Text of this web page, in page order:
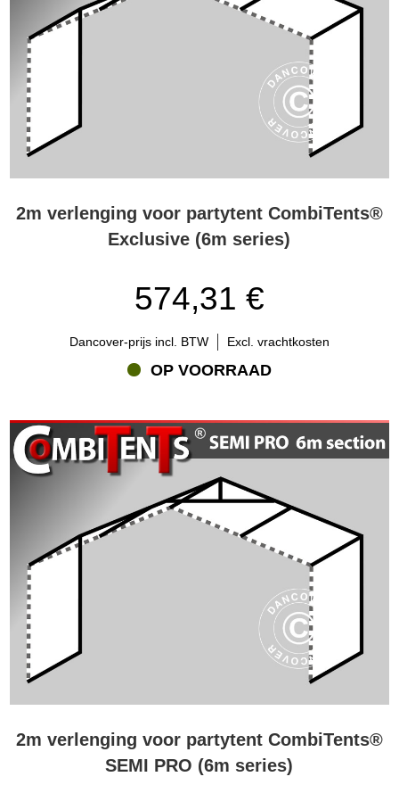
2m verlenging voor partytent CombiTents®
Exclusive (6m series)
574,31 €
Dancover-prijs incl. BTW Excl. vrachtkosten
OP VOORRAAD
2m verlenging voor partytent CombiTents®
SEMI PRO (6m series)